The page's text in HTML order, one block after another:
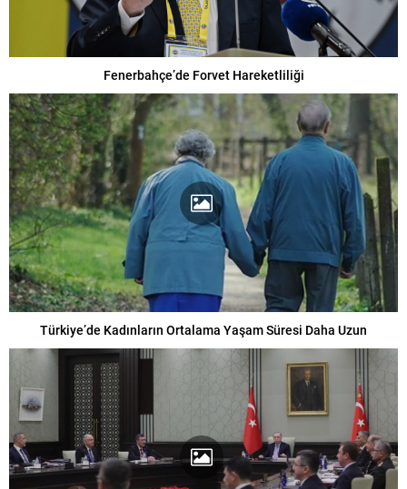
Fenerbahçe’de Forvet Hareketliliği
Türkiye’de Kadınların Ortalama Yaşam Süresi Daha Uzun